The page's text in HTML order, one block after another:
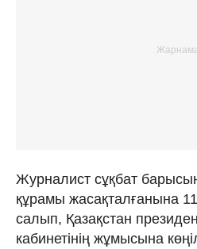
Журналист сұқбат
құрамы жасақталғанына
салып, Қазақстан
кабинетінің жұмысына